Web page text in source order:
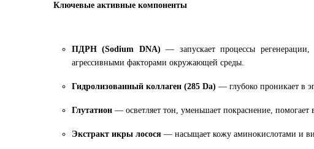
Ключевые активные компоненты
ПДРН (Sodium DNA) — запускает процессы регенерации,
агрессивными факторами окружающей среды.
Гидролизованный коллаген (285 Da) — глубоко проникает в
Глутатион — осветляет тон, уменьшает покраснение, помогает
Экстракт икры лосося — насыщает кожу аминокислотами и